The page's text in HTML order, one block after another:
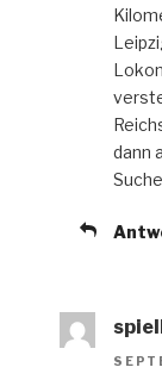
dann